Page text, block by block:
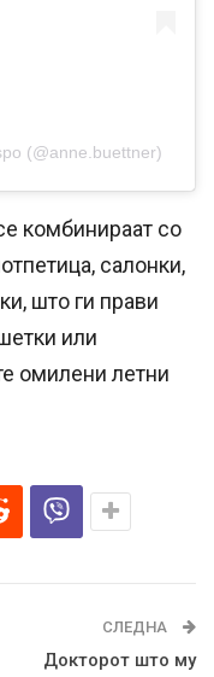
(@anne.buettner)
комбинираат со
салонки,
што ги прави
или
омилени летни
СЛЕДНА
Докторот што му